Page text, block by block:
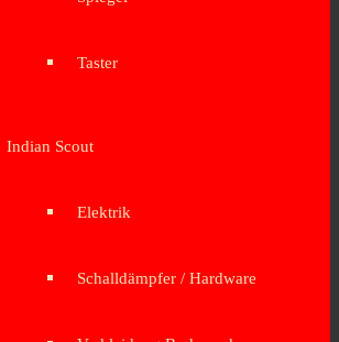
Taster
Indian Scout
Elektrik
Schalldämpfer / Hardware